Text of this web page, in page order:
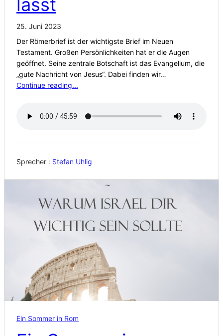
lässt
25. Juni 2023
Der Römerbrief ist der wichtigste Brief im Neuen
Testament. Großen Persönlichkeiten hat er die Augen
geöffnet. Seine zentrale Botschaft ist das Evangelium, die
„gute Nachricht von Jesus“. Dabei finden wir…
Continue reading...
Sprecher : Stefan Uhlig
Ein Sommer in Rom